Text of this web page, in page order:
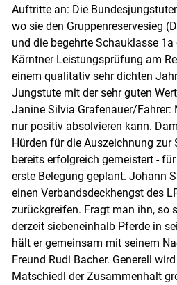
Auftritte an: Die
wo sie den Gruppenreservesieg
und die begehrte Schauklasse
Kärntner Leistungsprüfung am
einem qualitativ sehr dichten
Jungstute mit der sehr guten
Janine Silvia Grafenauer/​Fahrer:
nur positiv absolvieren kann.
Hürden für die Auszeichnung zur
bereits erfolgreich gemeistert -
erste Belegung geplant. Johann
einen Verbandsdeckhengst des
zurückgreifen. Fragt man ihn, so
derzeit siebeneinhalb Pferde in
hält er gemeinsam mit seinem
Freund Rudi Bacher. Generell
Matschiedl der Zusammenhalt